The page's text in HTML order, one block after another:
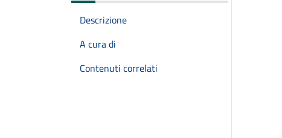
Descrizione
A cura di
Contenuti correlati